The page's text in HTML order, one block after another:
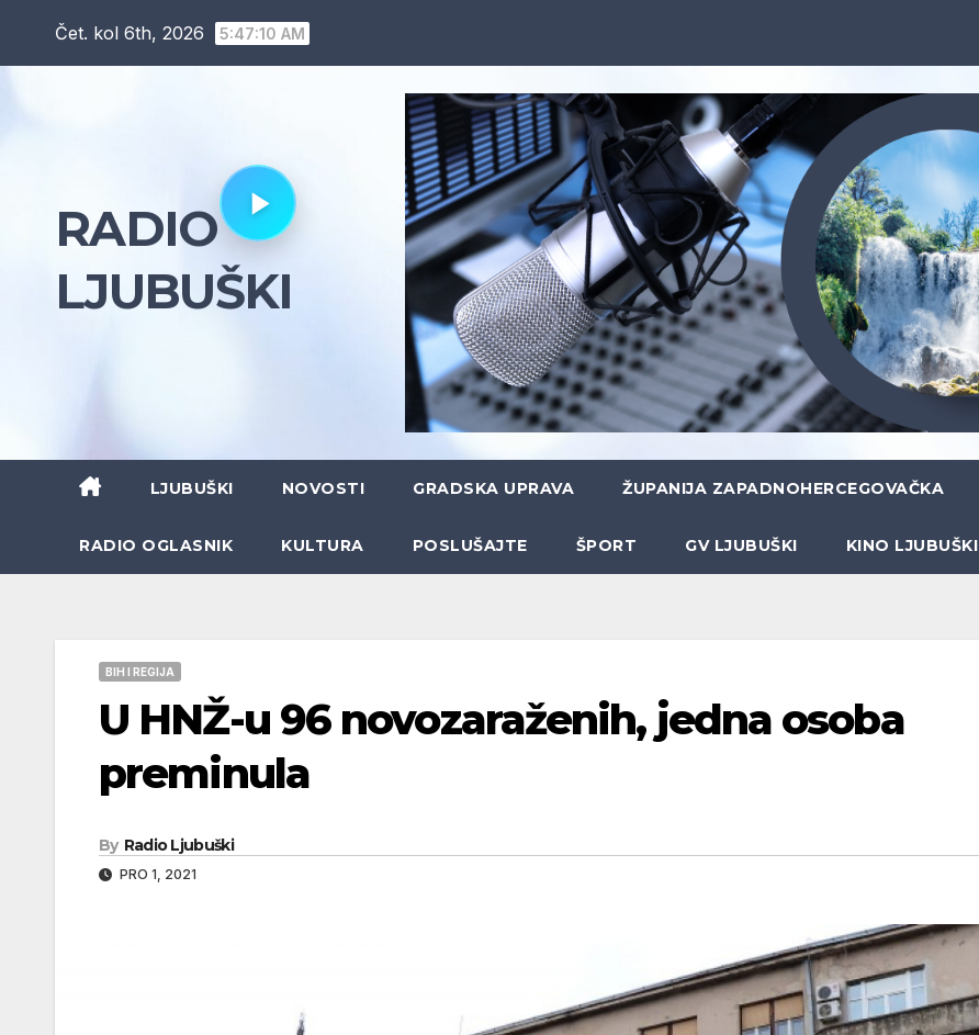
Čet. kol 6th, 2026 5:47:11 AM
RADIO
LJUBUŠKI
LJUBUŠKI NOVOSTI GRADSKA UPRAVA ŽUPANIJA ZAPADNOHERCEGOVAČKA
RADIO OGLASNIK KULTURA POSLUŠAJTE ŠPORT GV LJUBUŠKI KINO LJUBUŠKI
BIH I REGIJA
U HNŽ-u 96 novozaraženih, jedna osoba
preminula
By Radio Ljubuški
PRO 1, 2021